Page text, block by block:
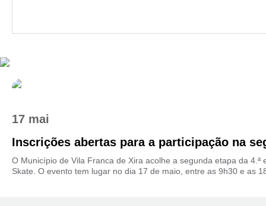
17 mai
Inscrições abertas para a participação na
O Município de Vila Franca de Xira acolhe a segunda etapa da 4.ª
Skate. O evento tem lugar no dia 17 de maio, entre as 9h30 e as